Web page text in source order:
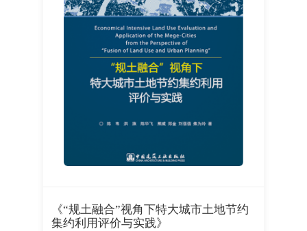
《“规土融合”视角下特大城市土地节约
集约利用评价与实践》